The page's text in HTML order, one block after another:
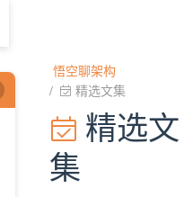
悟空聊架构
精选文集
精选文
集